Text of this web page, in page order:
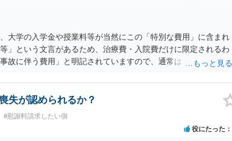
大学の入学金や授業料等が当然にこの「特別な費用」に含まれ
」という文言があるため、治療費・入院費だけに限定されるわ
故に伴う費用」と明記されていますので、通常は、病気や事故
受験費用などの教育費についてまで、「この条項があるから当
いと思われます。なお、通常、大学進学費用をどこまで負担す
踏まえて個別に検討することになります。公正証書の他の条項
に定められているか、大学進学に関する定めの有無、「教育
失が認められるか？
#慰謝料請求したい側
役にたった